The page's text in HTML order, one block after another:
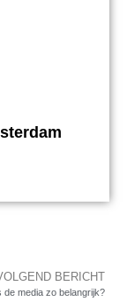
BERICHT
de media zo belangrijk?